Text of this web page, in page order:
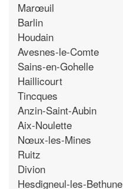
Marœuil
Barlin
Houdain
Avesnes-le-Comte
Sains-en-Gohelle
Haillicourt
Tincques
Anzin-Saint-Aubin
Aix-Noulette
Nœux-les-Mines
Ruitz
Divion
Hesdigneul-les-Bethune